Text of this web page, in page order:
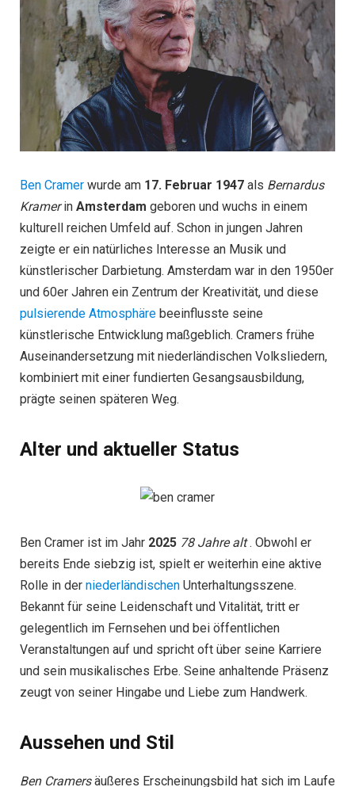
Ben Cramer wurde am 17. Februar 1947 als Bernardus
Kramerin Amsterdam geboren und wuchs in einem
kulturell reichen Umfeld auf. Schon in jungen Jahren
zeigte er ein natürliches Interesse an Musik und
künstlerischer Darbietung. Amsterdam war in den 1950er
und 60er Jahren ein Zentrum der Kreativität, und diese
pulsierende Atmosphäre beeinflusste seine
künstlerische Entwicklung maßgeblich. Cramers frühe
Auseinandersetzung mit niederländischen Volksliedern,
kombiniert mit einer fundierten Gesangsausbildung,
prägte seinen späteren Weg.
Alter und aktueller Status
Ben Cramer ist im Jahr 2025 78 Jahre alt. Obwohl er
bereits Ende siebzig ist, spielt er weiterhin eine aktive
Rolle in der niederländischen Unterhaltungsszene.
Bekannt für seine Leidenschaft und Vitalität, tritt er
gelegentlich im Fernsehen und bei öffentlichen
Veranstaltungen auf und spricht oft über seine Karriere
und sein musikalisches Erbe. Seine anhaltende Präsenz
zeugt von seiner Hingabe und Liebe zum Handwerk.
Aussehen und Stil
Ben Cramersäußeres Erscheinungsbild hat sich im Laufe